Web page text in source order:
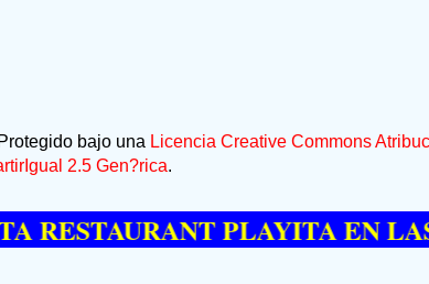
bajo una Licencia Creative Commons
2.5 Gen?rica.
PLAYITA EN LAS